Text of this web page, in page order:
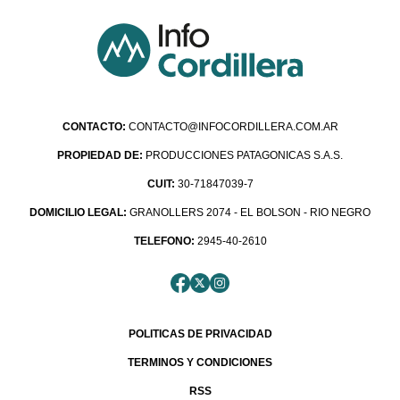
CONTACTO: CONTACTO@INFOCORDILLERA.COM.AR
PROPIEDAD DE: PRODUCCIONES PATAGONICAS S.A.S.
CUIT: 30-71847039-7
DOMICILIO LEGAL: GRANOLLERS 2074 - EL BOLSON - RIO NEGRO
TELEFONO: 2945-40-2610
POLITICAS DE PRIVACIDAD
TERMINOS Y CONDICIONES
RSS